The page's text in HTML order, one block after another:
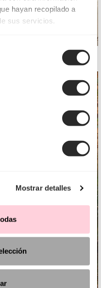
hayan recopilado a
sus servicios.
Mostrar detalles